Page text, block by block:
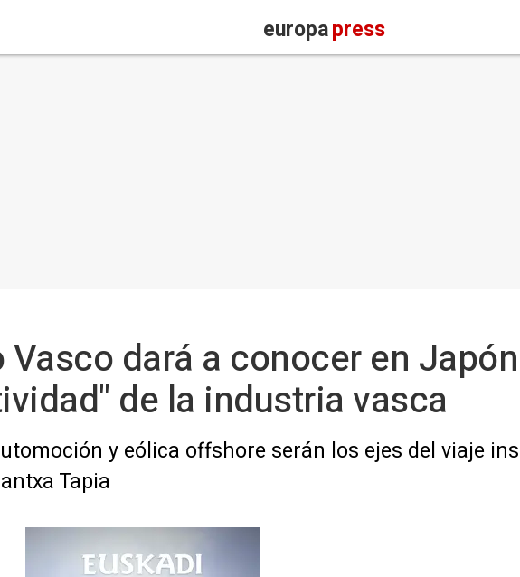
europapress
Vasco dará a conocer en
de la industria vasca
y eólica offshore serán los ejes del viaje
Tapia